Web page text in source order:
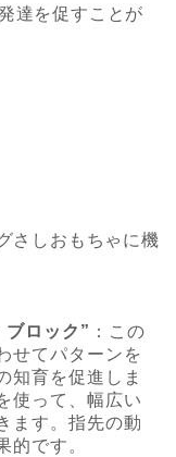
達を促すことが
さしおもちゃに機
ロック” ：この
せてパターンを
知育を促進しま
使って、幅広い
ます。指先の動
的です。